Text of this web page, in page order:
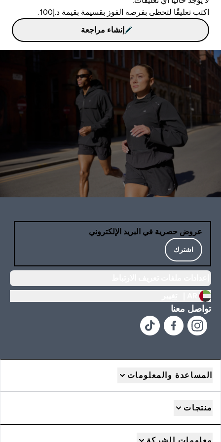
اكتب تعليقًا لتحظى بفرصة الفوز بقسيمة بقيمة د.إ100.
إنشاء مراجعة
عروض حصرية في البريد الإلكتروني
اشترك
تواصل معنا
المساعدة والمعلومات
منتجات
معلومات الشركة